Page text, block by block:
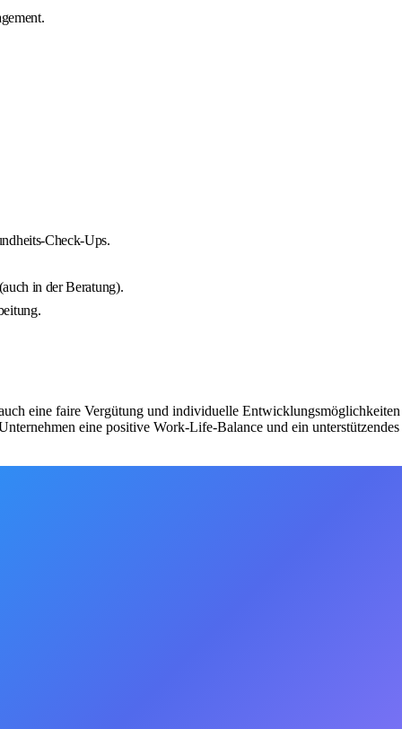
in der Beratung).
eine faire Vergütung und individuelle Entwicklungsmöglichkeiten
eine positive Work-Life-Balance und ein unterstützendes